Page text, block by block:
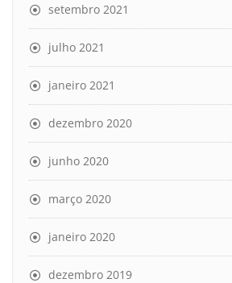
setembro 2021
julho 2021
janeiro 2021
dezembro 2020
junho 2020
março 2020
janeiro 2020
dezembro 2019